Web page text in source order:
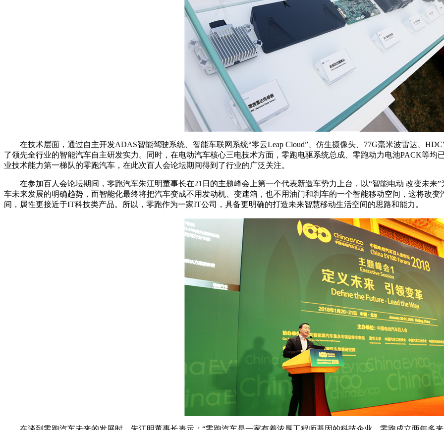
在技术层面，通过自主开发ADAS智能驾驶系统、智能车联网系统“零云Leap Cloud”、仿生摄像头、77G毫米波雷达、
了领先全行业的智能汽车自主研发实力。同时，在电动汽车核心三电技术方面，零跑电驱系统总成、零跑动力电池PACK等均
业技术能力第一梯队的零跑汽车，在此次百人会论坛期间得到了行业的广泛关注。
在参加百人会论坛期间，零跑汽车朱江明董事长在21日的主题峰会上第一个代表新造车势力上台，以“智能电动 改变未来
车未来发展的明确趋势，而智能化最终将把汽车变成不用发动机、变速箱，也不用油门和刹车的一个智能移动空间，这将改
间，属性更接近于IT科技类产品。所以，零跑作为一家IT公司，具备更明确的打造未来智慧移动生活空间的思路和能力。